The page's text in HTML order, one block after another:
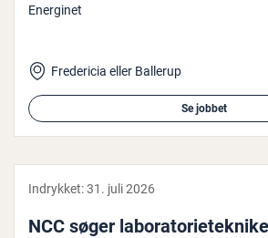
Energinet
Fredericia eller Ballerup
Se jobbet
Indrykket:31. juli 2026
NCC søger